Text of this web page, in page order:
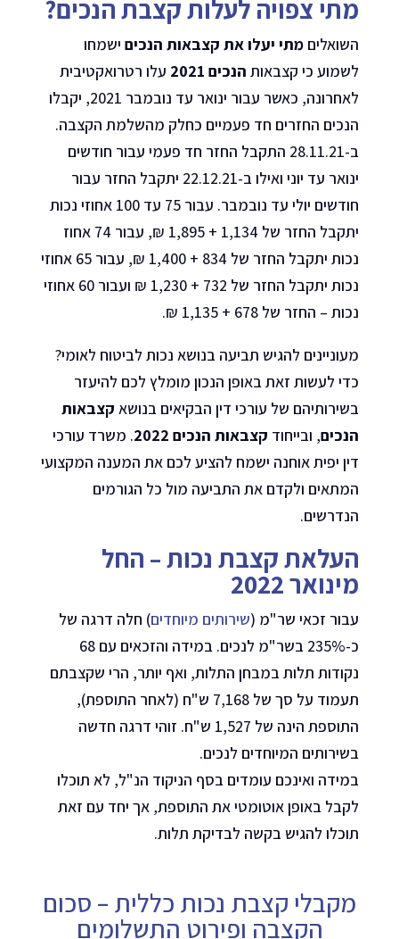
מתי צפויה לעלות קצבת הנכים?
השואלים מתי יעלו את קצבאות הנכיםישמחו
לשמוע כי קצבאותהנכים 2021
עלו רטרואקטיבית
לאחרונה, כאשר עבור ינואר עד נובמבר 2021, יקבלו
הנכים החזרים חד פעמיים כחלק מהשלמת הקצבה.
ב-28.11.21 התקבל החזר חד פעמי עבור חודשים
ינואר עד יוני ואילו ב-22.12.21 יתקבל החזר עבור
חודשים יולי עד נובמבר. עבור 75 עד 100 אחוזי נכות
יתקבל החזר של 1,134 + 1,895 ₪, עבור 74 אחוז
נכות יתקבל החזר של 834 + 1,400 ₪, עבור 65 אחוזי
נכות יתקבל החזר של 732 + 1,230 ₪ ועבור 60 אחוזי
נכות – החזר של 678 + 1,135 ₪.
מעוניינים להגיש תביעה בנושא נכות לביטוח לאומי?
כדי לעשות זאת באופן הנכון מומלץ לכם להיעזר
בשירותיהם של עורכי דין הבקיאים בנושא קצבאות
הנכים, ובייחוד קצבאות הנכים 2022
. משרד עורכי
דין יפית אוחנה ישמח להציע לכם את המענה המקצועי
המתאים ולקדם את התביעה מול כל הגורמים
הנדרשים.
העלאת קצבת נכות – החל
מינואר 2022
עבור זכאי שר"מ (שירותים מיוחדים) חלה דרגה של
כ-235% בשר"מ לנכים. במידה והזכאים עם 68
נקודות תלות במבחן התלות, ואף יותר, הרי שקצבתם
תעמוד על סך של 7,168 ש"ח (לאחר התוספת),
התוספת הינה של 1,527 ש"ח. זוהי דרגה חדשה
בשירותים המיוחדים לנכים.
במידה ואינכם עומדים בסף הניקוד הנ"ל, לא תוכלו
לקבל באופן אוטומטי את התוספת, אך יחד עם זאת
תוכלו להגיש בקשה לבדיקת תלות.
מקבלי קצבת נכות כללית – סכום
הקצבה ופירוט התשלומים